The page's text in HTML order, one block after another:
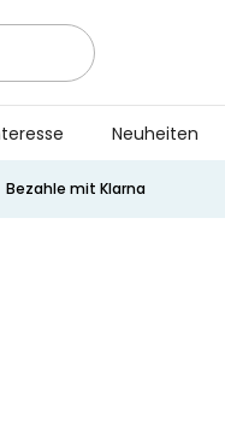
Neuheiten
Bezahle mit Klarna